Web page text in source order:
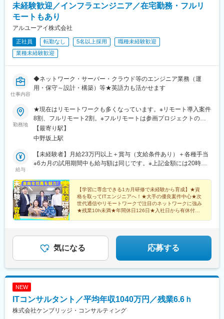
未経験歓迎／インフラエンジニア／在宅勤務・フルリ
モートもあり
アルユーアイ株式会社
正社員 転勤なし 5名以上採用
職種未経験歓迎
業種未経験歓迎
仕事内容
◆ネットワーク・サーバー・クラウド等のエンジニア業務（運
用・保守～設計・構築）等★英語力も活かせます
勤務地
★現在はリモートワークも多くなっています。※リモート導入案件
8割、フルリモート2割。※フルリモートは参画プロジェクトの規
定と経験・実力によります。◆23区を中心とする東京、神奈川、
埼玉、千葉の各プロジェクト先◆本社／東京都中野区本町2-46-
りません。※希望勤務地は考慮します。【本社】（住所）東京都中
野区本町2-46-4 中野坂上サンブライトアネックスビル5F（アク
駅は新宿から2駅（5分）です。
【最寄り駅】
中野坂上駅
給与
【未経験者】月給23万円以上＋賞与（支給条件あり）＋各種手当
※6カ月の試用期間中も給与額は同じです。※上記金額には20時間
は残業がなくても支払われ、超過分は別途全額支給します。な
お、実際の残業時間は5～10時間程度です。【経験者】月給25万
円～50万円＋賞与（支給条件あり）＋各種手当※経験・スキル・
保有資格等を考慮して優遇します。※6カ月の試用期間中も給与は
同じです。※上記金額には20時間分のみなし残業代（3万9060円～
れ、超過分は別途全額支給します。なお、実際の残業時間は5～
10時間程度です。★エンジニアの成果をしっかりと評価！※参加
しているプロジェクトで単価アップを実現した場合は、アップし
た分の一定割合を昇給に反映させる制度もあります。【年収例】
◆600万円（入社2年、35歳）◆540万円（入社2カ月、33歳）
【学習に専念できる1カ月研修で未経験から育成】★資
格を取ってITエンジニアへ！★大手の優良案件中心★次
世代通信やリモートワークで注目のネットワークに強み
★残業10h未満★年間休日126日★入社日から有休付与
気になる 応募する
NEW
ITコンサルタント／平均年収1040万円／残業6.6ｈ
株式会社ケンブリッジ・コンサルティング